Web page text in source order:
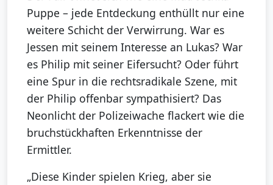
Puppe – jede Entdeckung enthüllt nur eine
weitere Schicht der Verwirrung. War es
Jessen mit seinem Interesse an Lukas? War
es Philip mit seiner Eifersucht? Oder führt
eine Spur in die rechtsradikale Szene, mit
der Philip offenbar sympathisiert? Das
Neonlicht der Polizeiwache flackert wie die
bruchstückhaften Erkenntnisse der
Ermittler.
„Diese Kinder spielen Krieg, aber sie